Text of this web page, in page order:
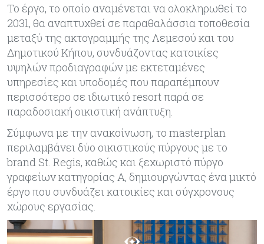
Το έργο, το οποίο αναμένεται να ολοκληρωθεί το
2031, θα αναπτυχθεί σε παραθαλάσσια τοποθεσία
μεταξύ της ακτογραμμής της Λεμεσού και του
Δημοτικού Κήπου, συνδυάζοντας κατοικίες
υψηλών προδιαγραφών με εκτεταμένες
υπηρεσίες και υποδομές που παραπέμπουν
περισσότερο σε ιδιωτικό resort παρά σε
παραδοσιακή οικιστική ανάπτυξη.
Σύμφωνα με την ανακοίνωση, το masterplan
περιλαμβάνει δύο οικιστικούς πύργους με το
brand St. Regis, καθώς και ξεχωριστό πύργο
γραφείων κατηγορίας Α, δημιουργώντας ένα μικτό
έργο που συνδυάζει κατοικίες και σύγχρονους
χώρους εργασίας.